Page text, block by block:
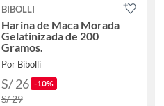
BIBOLLI
Harina de Maca Morada
Gelatinizada de 200
Gramos.
Por Bibolli
S/ 26 -10%
S/ 29